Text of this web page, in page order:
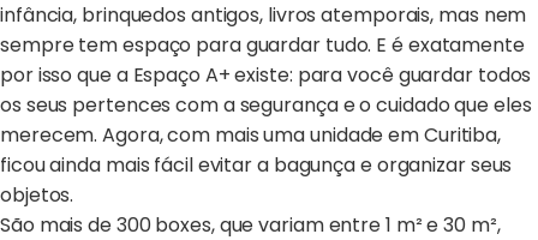
infância, brinquedos antigos, livros atemporais, mas nem
sempre tem espaço para guardar tudo. E é exatamente
por isso que a Espaço A+ existe: para você guardar todos
os seus pertences com a segurança e o cuidado que eles
merecem. Agora, com mais uma unidade em Curitiba,
ficou ainda mais fácil evitar a bagunça e organizar seus
objetos.
São mais de 300 boxes, que variam entre 1 m² e 30 m²,